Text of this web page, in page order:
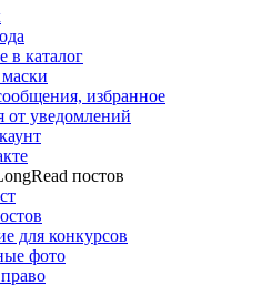
в каталог
избранное
от уведомлений
постов
для конкурсов
фото